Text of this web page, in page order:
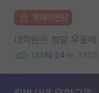
명예의전당
대학원은 정말 우울
131 24